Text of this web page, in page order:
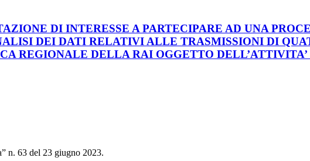
DI INTERESSE A PARTECIPARE AD UNA
DEI DATI RELATIVI ALLE TRASMISSIONI DI
REGIONALE DELLA RAI OGGETTO
n. 63 del 23 giugno 2023.